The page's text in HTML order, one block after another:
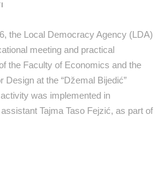
the Local Democracy Agency (LDA)
meeting and practical
the Faculty of Economics and the
Design at the “Džemal Bijedić”
was implemented in
Tajma Taso Fejzić, as part of